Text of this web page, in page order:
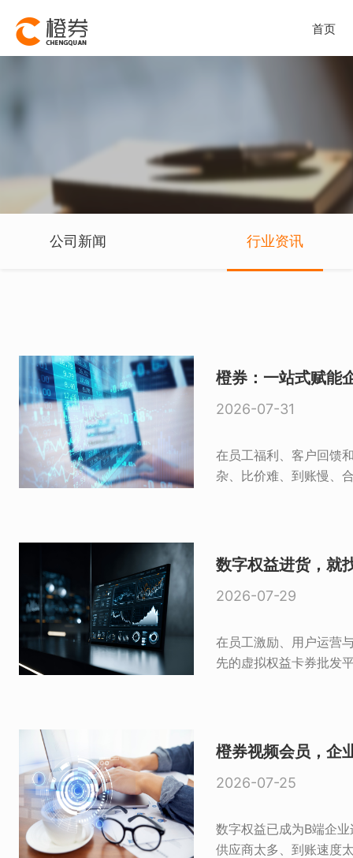
首页
公司新闻 行业资讯
橙券：一站式赋能
2026-07-31
在员工福利、客户回馈
杂、比价难、到账慢、
数字权益进货，就
2026-07-29
在员工激励、用户运营
先的虚拟权益卡券批发
橙券视频会员，企
2026-07-25
数字权益已成为B端企
供应商太多、到账速度